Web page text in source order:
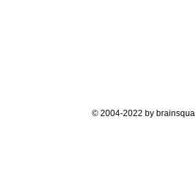
© 2004-2022 by